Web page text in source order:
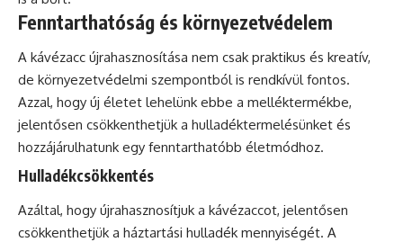
Fenntarthatóság és környezetvédelem
A kávézacc újrahasznosítása nem csak praktikus és kreatív,
de környezetvédelmi szempontból is rendkívül fontos.
Azzal, hogy új életet lehelünk ebbe a melléktermékbe,
jelentősen csökkenthetjük a hulladéktermelésünket és
hozzájárulhatunk egy fenntarthatóbb életmódhoz.
Hulladékcsökkentés
Azáltal, hogy újrahasznosítjuk a kávézaccot, jelentősen
csökkenthetjük a háztartási hulladék mennyiségét. A